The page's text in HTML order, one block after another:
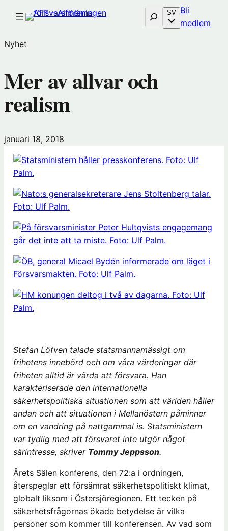
Sök SV Bli
medlem
Nyhet
Mer av allvar och
realism
januari 18, 2018
Stefan Löfven talade statsmannamässigt om
frihetens innebörd och om våra värderingar där
friheten alltid är värda att försvara. Han
karakteriserade den internationella
säkerhetspolitiska situationen som att världen håller
andan och att situationen i Mellanöstern påminner
om en vandring på nattgammal is. Statsministern
var tydlig med att försvaret inte utgör något
särintresse, skriver Tommy Jeppsson.
Årets Sälen konferens, den 72:a i ordningen,
återspeglar ett försämrat säkerhetspolitiskt klimat,
globalt liksom i Östersjöregionen. Ett tecken på
säkerhetsfrågornas ökade betydelse är vilka
personer som kommer till konferensen. Av vad som